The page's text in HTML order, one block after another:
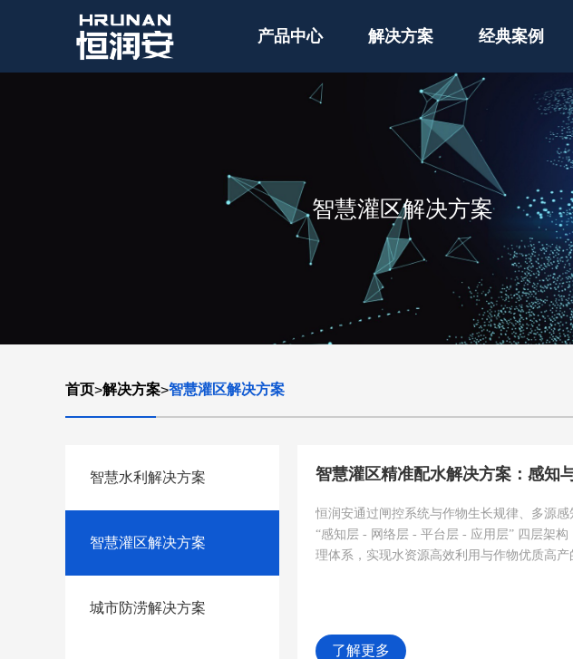
产品中心 解决方案 经典案例
智慧灌区解决方案
首页>解决方案>智慧灌区解决方案
智慧水利解决方案
智慧灌区解决方案
城市防涝解决方案
恒润安通过闸控系统与作物生长规律、多源
“感知层 - 网络层 - 平台层 - 应用层” 四层架
理体系，实现水资源高效利用与作物优质高产
了解更多